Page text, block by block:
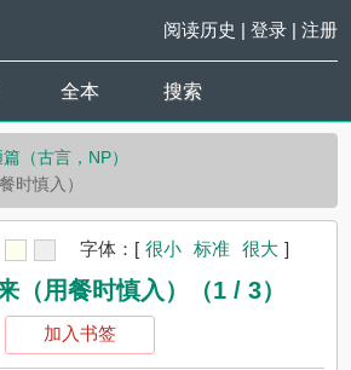
阅读历史 | 登录| 注册
全本 搜索
篇（古言，NP）
时慎入）
字体： [ 很小 标准 很大 ]
（用餐时慎入）（1 / 3）
加入书签